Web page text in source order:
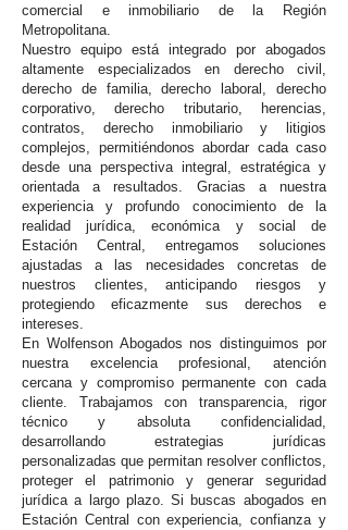
comercial e inmobiliario de la Región
Metropolitana.
Nuestro equipo está integrado por abogados
altamente especializados en derecho civil,
derecho de familia, derecho laboral, derecho
corporativo, derecho tributario, herencias,
contratos, derecho inmobiliario y litigios
complejos, permitiéndonos abordar cada caso
desde una perspectiva integral, estratégica y
orientada a resultados. Gracias a nuestra
experiencia y profundo conocimiento de la
realidad jurídica, económica y social de
Estación Central, entregamos soluciones
ajustadas a las necesidades concretas de
nuestros clientes, anticipando riesgos y
protegiendo eficazmente sus derechos e
intereses.
En Wolfenson Abogados nos distinguimos por
nuestra excelencia profesional, atención
cercana y compromiso permanente con cada
cliente. Trabajamos con transparencia, rigor
técnico y absoluta confidencialidad,
desarrollando estrategias jurídicas
personalizadas que permitan resolver conflictos,
proteger el patrimonio y generar seguridad
jurídica a largo plazo. Si buscas abogados en
Estación Central con experiencia, confianza y